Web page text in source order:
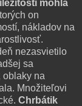
mohla
on
nákladov na
nezasvietilo
sa
oblaky na
Množiteľovi
Chrbátik